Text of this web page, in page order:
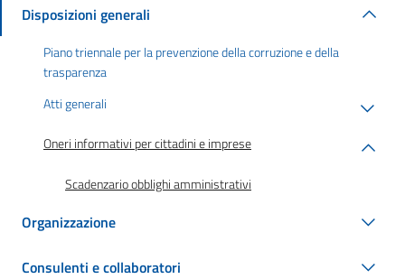
Disposizioni generali
Piano triennale per la prevenzione della corruzione e della
trasparenza
Atti generali
Oneri informativi per cittadini e imprese
Scadenzario obblighi amministrativi
Organizzazione
Consulenti e collaboratori